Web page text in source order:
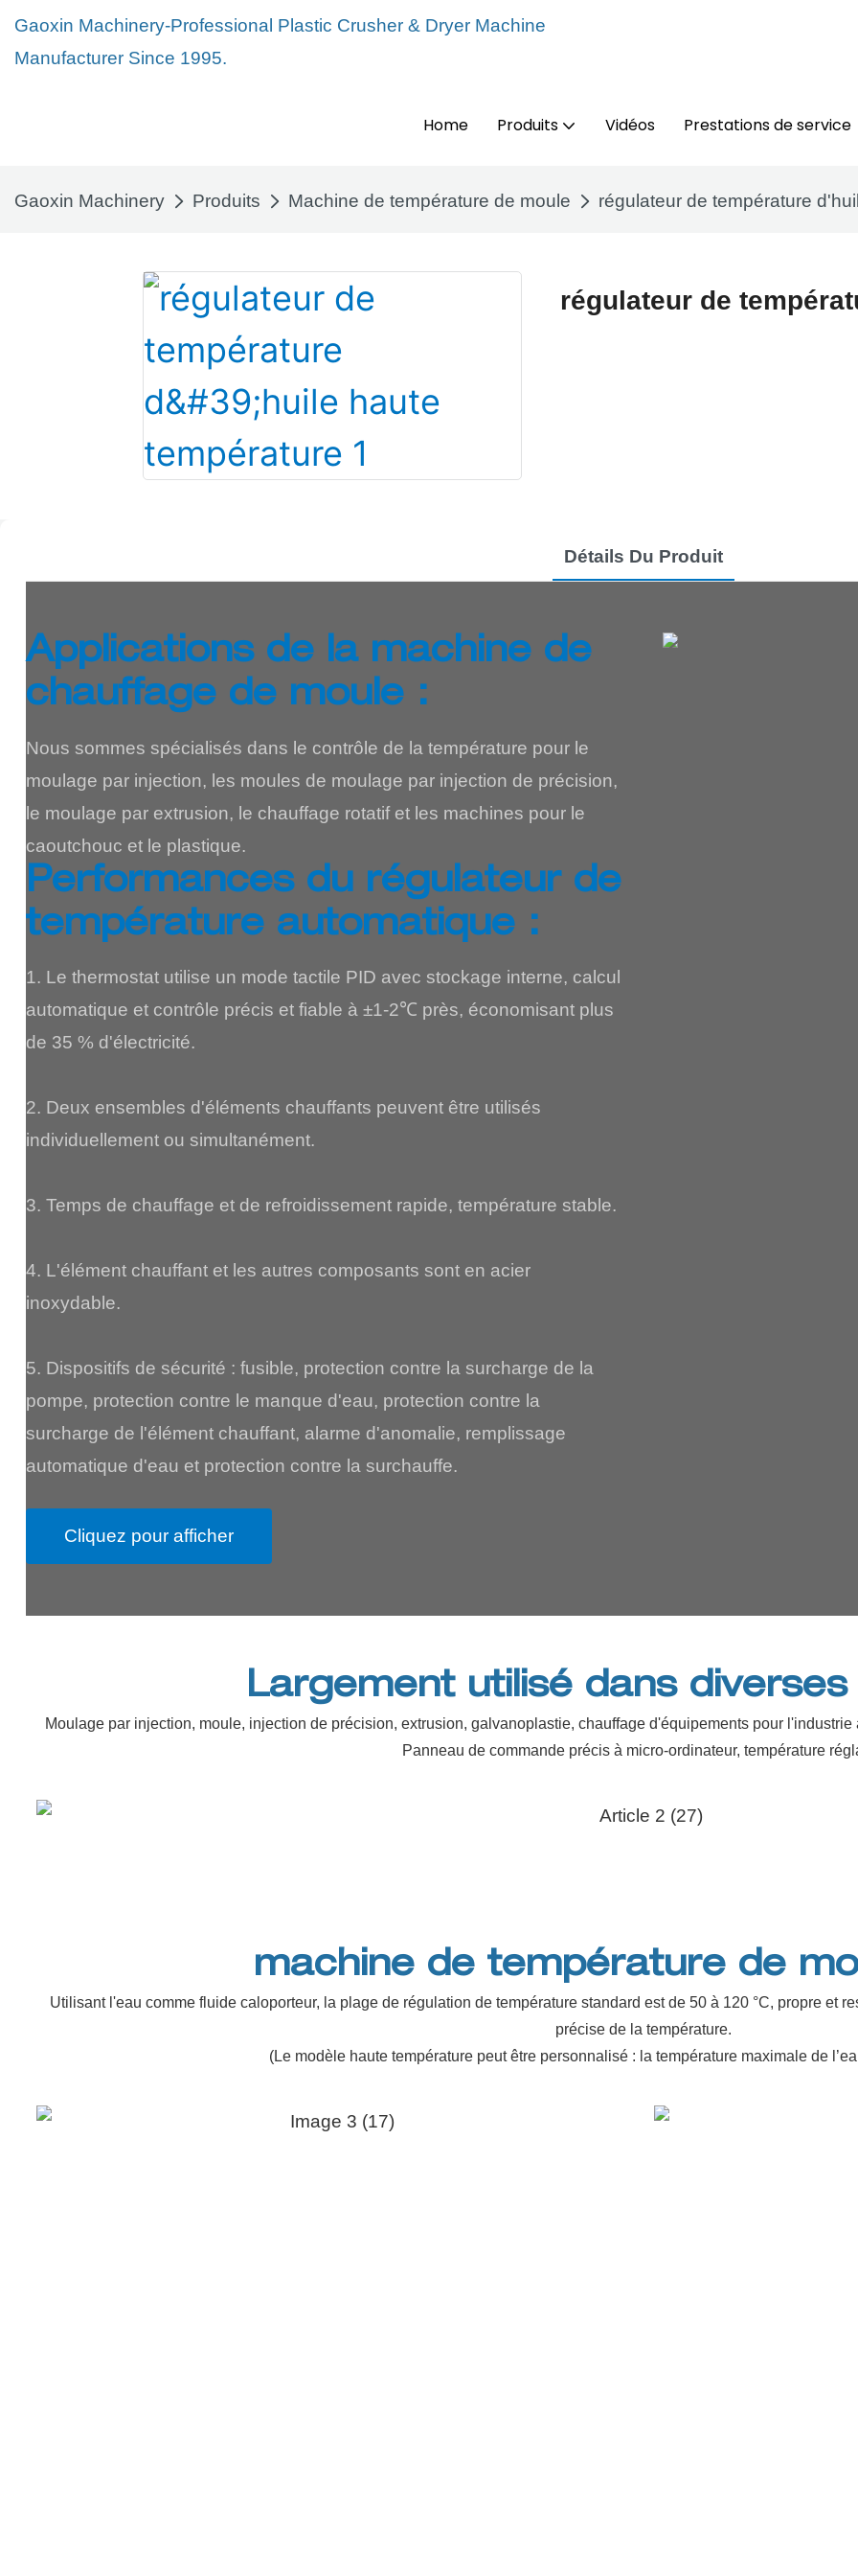
Gaoxin Machinery-Professional Plastic Crusher & Dryer Machine
Manufacturer Since 1995.
Home Produits Vidéos Prestations de service
Gaoxin Machinery Produits Machine de température de moule régulateur de température
régulateur de
Détails Du Produit
Applications de la machine de
chauffage de moule :
Nous sommes spécialisés dans le contrôle de la température pour le
moulage par injection, les moules de moulage par injection de précision,
le moulage par extrusion, le chauffage rotatif et les machines pour le
caoutchouc et le plastique.
Performances du régulateur de
température automatique :
1. Le thermostat utilise un mode tactile PID avec stockage interne, calcul
automatique et contrôle précis et fiable à ±1-2℃ près, économisant plus
de 35 % d'électricité.
2. Deux ensembles d'éléments chauffants peuvent être utilisés
individuellement ou simultanément.
3. Temps de chauffage et de refroidissement rapide, température stable.
4. L'élément chauffant et les autres composants sont en acier
inoxydable.
5. Dispositifs de sécurité : fusible, protection contre la surcharge de la
pompe, protection contre le manque d'eau, protection contre la
surcharge de l'élément chauffant, alarme d'anomalie, remplissage
automatique d'eau et protection contre la surchauffe.
Cliquez pour afficher
Largement utilisé dans
Moulage par injection, moule, injection de précision, extrusion, galvanoplastie, chauffage d'équipements pour
Panneau de commande précis à micro-ordinateur, température
machine de température de
Utilisant l'eau comme fluide caloporteur, la plage de régulation de température standard est de 50 à 120 °C, propre et
précise de la température.
(Le modèle haute température peut être personnalisé : la température maximale de